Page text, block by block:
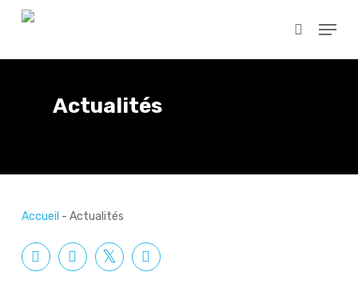
Skip
search
Menu
Actualités
Accueil - Actualités